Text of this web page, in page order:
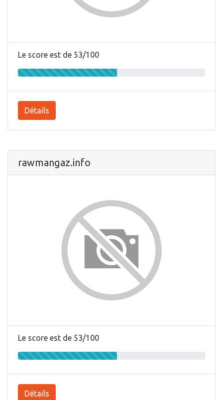
Le score est de 53/100
Détails
rawmangaz.info
Le score est de 53/100
Détails